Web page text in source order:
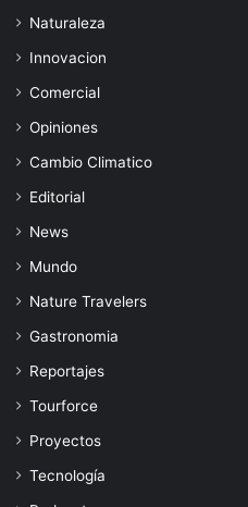
Naturaleza
Innovacion
Comercial
Opiniones
Cambio Climatico
Editorial
News
Mundo
Nature Travelers
Gastronomia
Reportajes
Tourforce
Proyectos
Tecnología